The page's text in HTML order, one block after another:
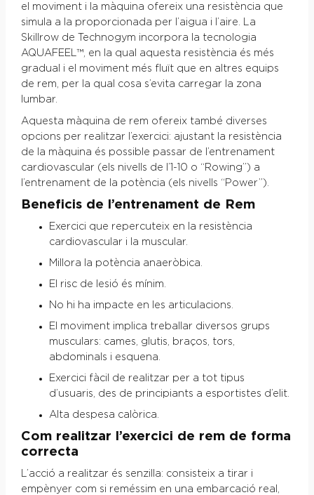
el moviment i la màquina ofereix una resistència que
simula a la proporcionada per l’aigua i l’aire. La
Skillrow de Technogym incorpora la tecnologia
AQUAFEEL™, en la qual aquesta resistència és més
gradual i el moviment més fluït que en altres equips
de rem, per la qual cosa s’evita carregar la zona
lumbar.
Aquesta màquina de rem ofereix també diverses
opcions per realitzar l’exercici: ajustant la resistència
de la màquina és possible passar de l’entrenament
cardiovascular (els nivells de l’1-10 o “Rowing”) a
l’entrenament de la potència (els nivells “Power”).
Beneficis de l’entrenament de Rem
Exercici que repercuteix en la resistència
cardiovascular i la muscular.
Millora la potència anaeròbica.
El risc de lesió és mínim.
No hi ha impacte en les articulacions.
El moviment implica treballar diversos grups
musculars: cames, glutis, braços, tors,
abdominals i esquena.
Exercici fàcil de realitzar per a tot tipus
d’usuaris, des de principiants a esportistes d’elit.
Alta despesa calòrica.
Com realitzar l’exercici de rem de forma
correcta
L’acció a realitzar és senzilla: consisteix a tirar i
empènyer com si reméssim en una embarcació real,